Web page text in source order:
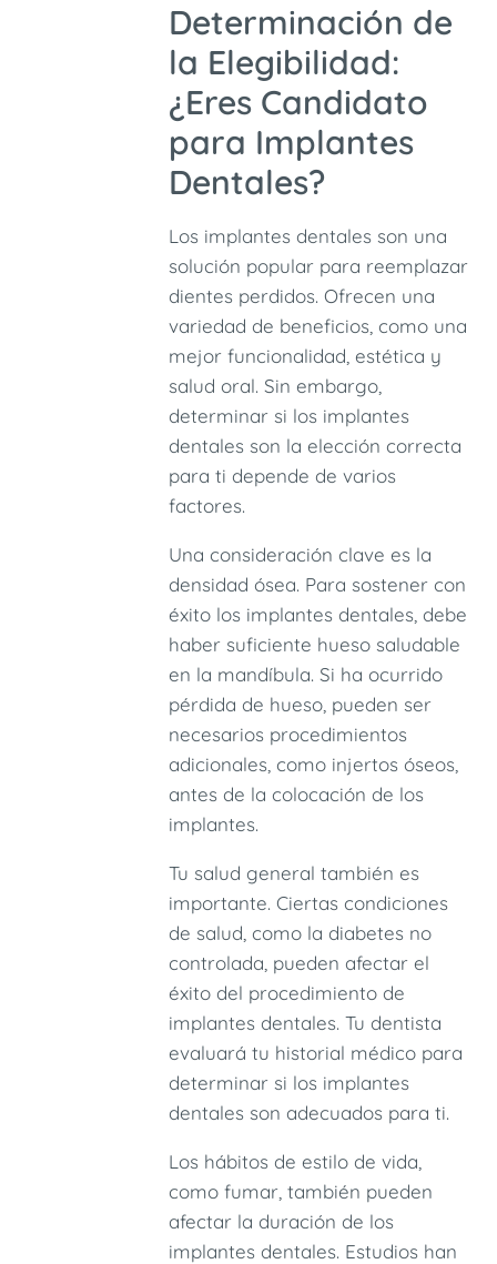
Determinación de
la Elegibilidad:
¿Eres Candidato
para Implantes
Dentales?
Los implantes dentales son una
solución popular para reemplazar
dientes perdidos. Ofrecen una
variedad de beneficios, como una
mejor funcionalidad, estética y
salud oral. Sin embargo,
determinar si los implantes
dentales son la elección correcta
para ti depende de varios
factores.
Una consideración clave es la
densidad ósea. Para sostener con
éxito los implantes dentales, debe
haber suficiente hueso saludable
en la mandíbula. Si ha ocurrido
pérdida de hueso, pueden ser
necesarios procedimientos
adicionales, como injertos óseos,
antes de la colocación de los
implantes.
Tu salud general también es
importante. Ciertas condiciones
de salud, como la diabetes no
controlada, pueden afectar el
éxito del procedimiento de
implantes dentales. Tu dentista
evaluará tu historial médico para
determinar si los implantes
dentales son adecuados para ti.
Los hábitos de estilo de vida,
como fumar, también pueden
afectar la duración de los
implantes dentales. Estudios han